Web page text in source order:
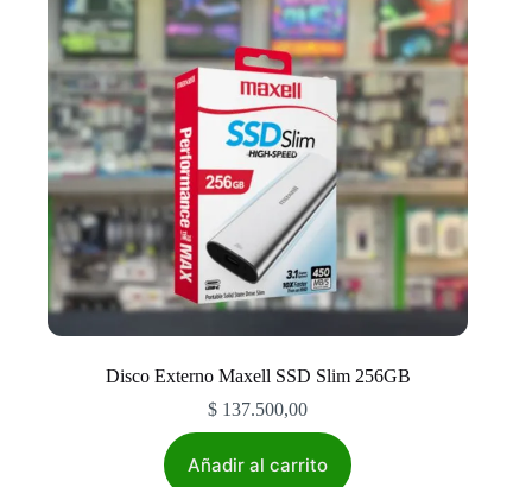
Disco Externo Maxell SSD Slim 256GB
$ 137.500,00
Añadir al carrito